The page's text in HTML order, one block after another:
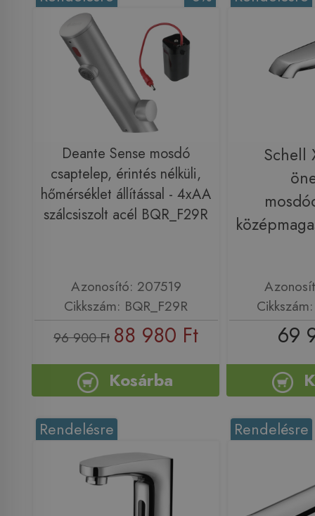
Deante Sense mosdó
csaptelep, érintés nélküli,
hőmérséklet állítással - 4xAA
szálcsiszolt acél BQR_F29R
Azonosító: 207519
Cikkszám: BQR_F29R
96 900 Ft 88 980 Ft
Kosárba
Schell
69
Rendelésre Rendelésre